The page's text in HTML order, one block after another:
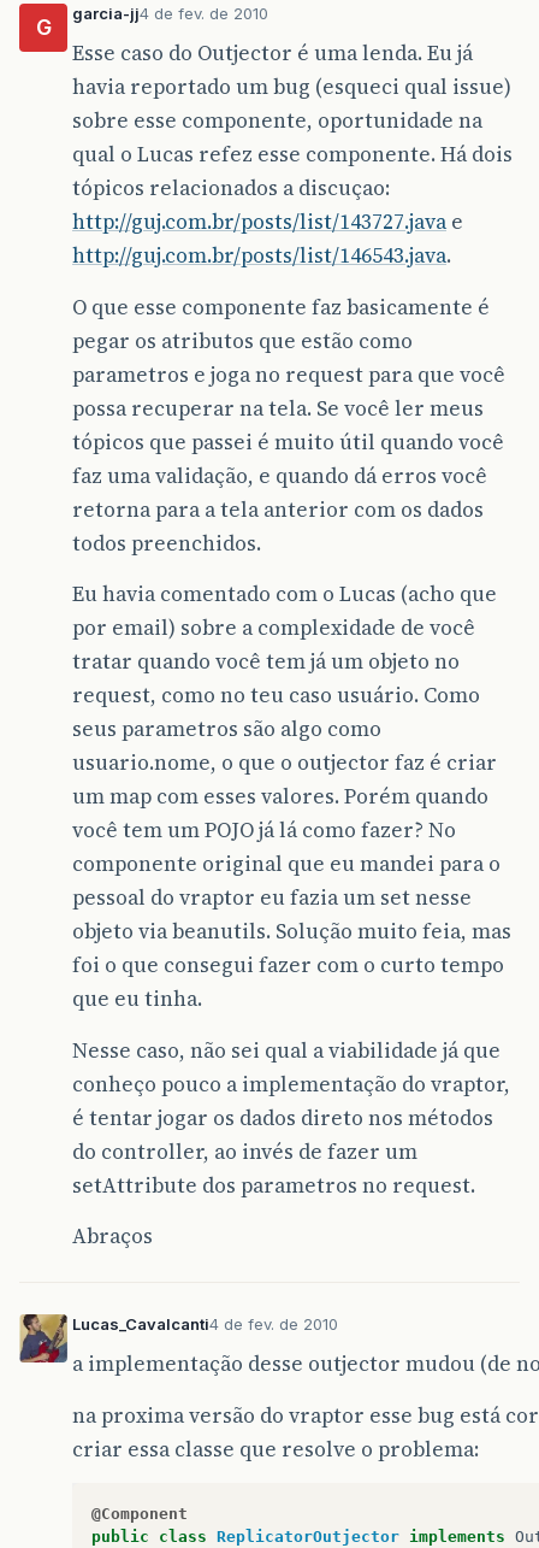
G
garcia-jj4 de fev. de 2010
Esse caso do Outjector é uma lenda. Eu já
havia reportado um bug (esqueci qual issue)
sobre esse componente, oportunidade na
qual o Lucas refez esse componente. Há dois
tópicos relacionados a discuçao:
http://guj.com.br/posts/list/143727.java e
http://guj.com.br/posts/list/146543.java.
O que esse componente faz basicamente é
pegar os atributos que estão como
parametros e joga no request para que você
possa recuperar na tela. Se você ler meus
tópicos que passei é muito útil quando você
faz uma validação, e quando dá erros você
retorna para a tela anterior com os dados
todos preenchidos.
Eu havia comentado com o Lucas (acho que
por email) sobre a complexidade de você
tratar quando você tem já um objeto no
request, como no teu caso usuário. Como
seus parametros são algo como
usuario.nome, o que o outjector faz é criar
um map com esses valores. Porém quando
você tem um POJO já lá como fazer? No
componente original que eu mandei para o
pessoal do vraptor eu fazia um set nesse
objeto via beanutils. Solução muito feia, mas
foi o que consegui fazer com o curto tempo
que eu tinha.
Nesse caso, não sei qual a viabilidade já que
conheço pouco a implementação do vraptor,
é tentar jogar os dados direto nos métodos
do controller, ao invés de fazer um
setAttribute dos parametros no request.
Abraços
Lucas_Cavalcanti4 de fev. de 2010
a implementação desse outjector mudou (de
na proxima versão do vraptor esse bug está
criar essa classe que resolve o problema:
@Component
public
class ReplicatorOutjector implements